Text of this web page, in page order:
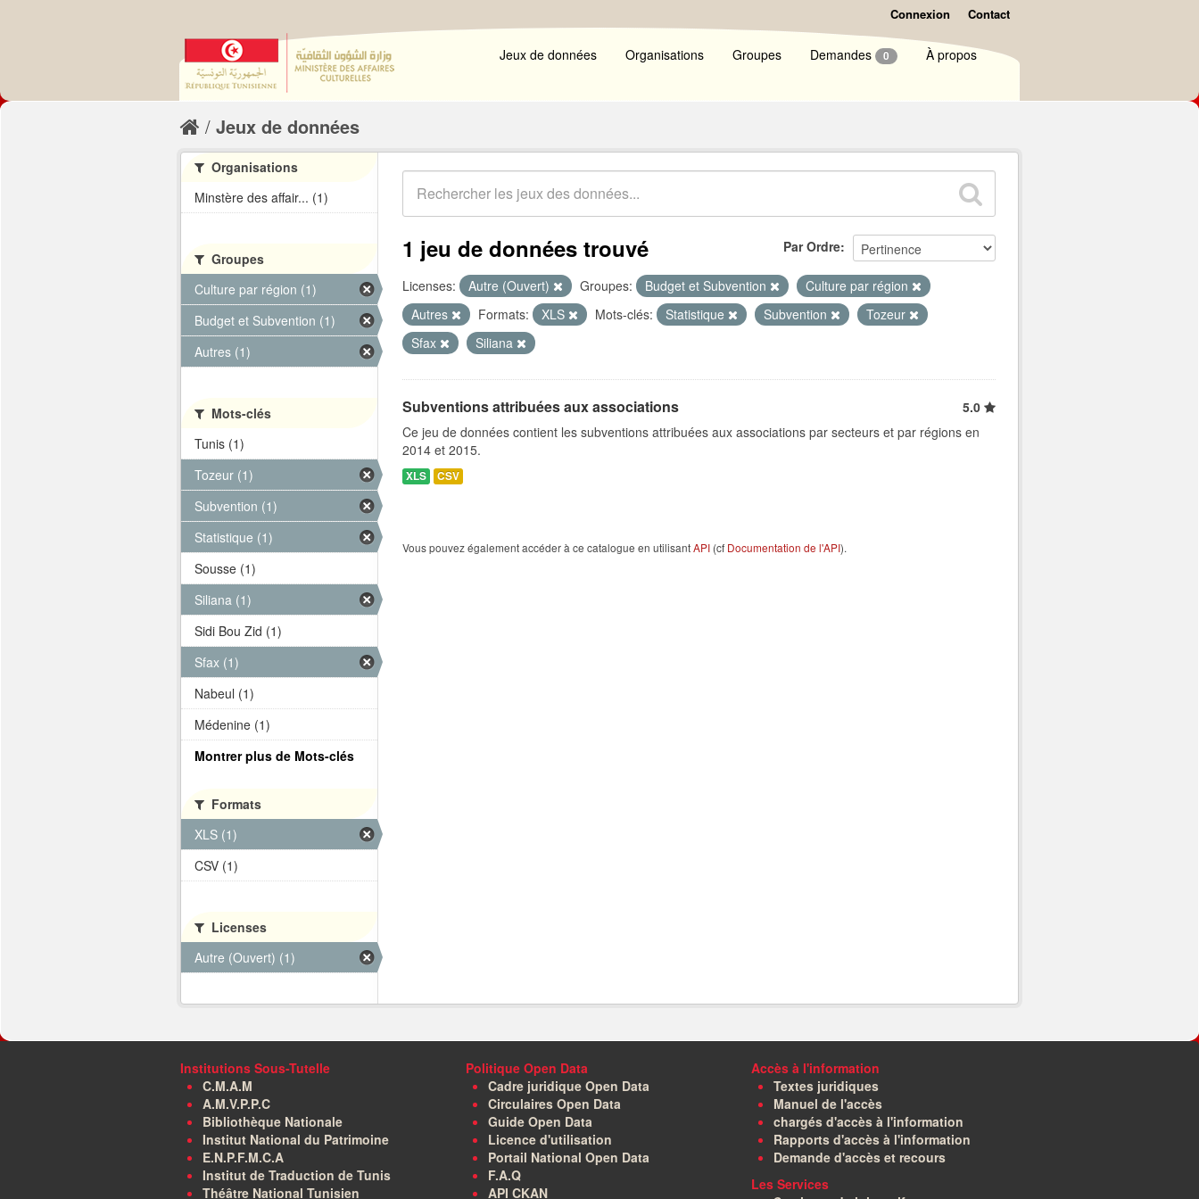
Connexion Contact
Jeux de données Organisations Groupes Demandes 0 À propos
Jeux de données
Par Ordre
1 jeu de données trouvé
Licenses: Autre (Ouvert) Groupes: Budget et Subvention
Culture par région
Autres
Formats: XLS Mots-clés: Statistique Subvention
Tozeur
Sfax
Siliana
Subventions attribuées aux associations
5.0
Ce jeu de données contient les subventions attribuées aux associations par secteurs et par régions en
2014 et 2015.
XLS CSV
Vous pouvez également accéder à ce catalogue en utilisantAPI (cf Documentation de l'API).
Organisations
Minstère des affair... (1)
Groupes
Culture par région (1)
Budget et Subvention (1)
Autres (1)
Mots-clés
Tunis (1)
Tozeur (1)
Subvention (1)
Statistique (1)
Sousse (1)
Siliana (1)
Sidi Bou Zid (1)
Sfax (1)
Nabeul (1)
Médenine (1)
Montrer plus de Mots-clés
Formats
XLS (1)
CSV (1)
Licenses
Autre (Ouvert) (1)
Institutions Sous-Tutelle
C.M.A.M
A.M.V.P.P.C
Bibliothèque Nationale
Institut National du Patrimoine
E.N.P.F.M.C.A
Institut de Traduction de Tunis
Théâtre National Tunisien
Politique Open Data
Cadre juridique Open Data
Circulaires Open Data
Guide Open Data
Licence d'utilisation
Portail National Open Data
F.A.Q
API CKAN
Accès à l'information
Textes juridiques
Manuel de l'accès
chargés d'accès à l'information
Rapports d'accès à l'information
Demande d'accès et recours
Les Services